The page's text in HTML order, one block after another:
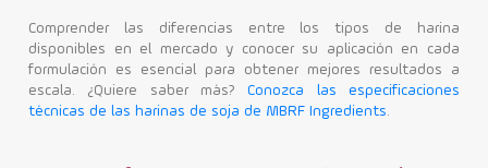
Comprender las diferencias entre los tipos de harina
disponibles en el mercado y conocer su aplicación en cada
formulación es esencial para obtener mejores resultados a
escala. ¿Quiere saber más?Conozca las especificaciones
técnicas de las harinas de soja de MBRF Ingredients.